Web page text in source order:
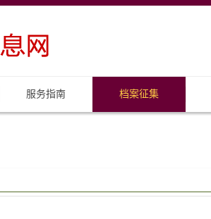
服务指南 档案征集